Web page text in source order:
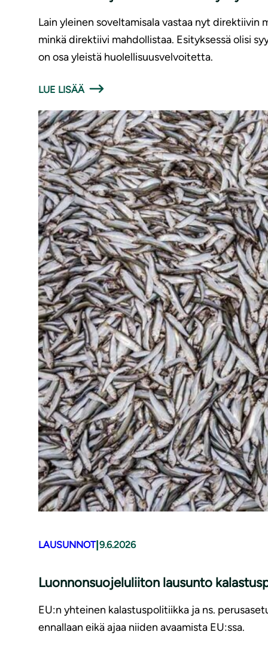
Lain yleinen soveltamisala vastaa nyt direktiivin
minkä direktiivi mahdollistaa. Esityksessä olisi
on osa yleistä huolellisuusvelvoitetta.
LUE LISÄÄ
LAUSUNNOT| 9.6.2026
Luonnonsuojeluliiton lausunto
EU:n yhteinen kalastuspolitiikka ja ns.
ennallaan eikä ajaa niiden avaamista EU:ssa.